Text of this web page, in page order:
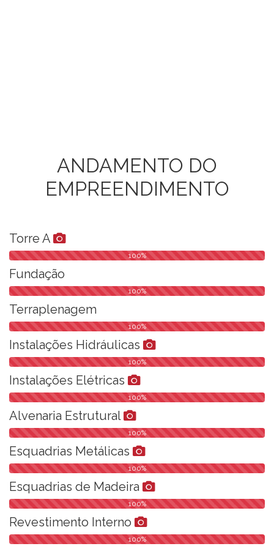
ANDAMENTO DO
EMPREENDIMENTO
Torre A
100%
Fundação
100%
Terraplenagem
100%
Instalações Hidráulicas
100%
Instalações Elétricas
100%
Alvenaria Estrutural
100%
Esquadrias Metálicas
100%
Esquadrias de Madeira
100%
Revestimento Interno
100%